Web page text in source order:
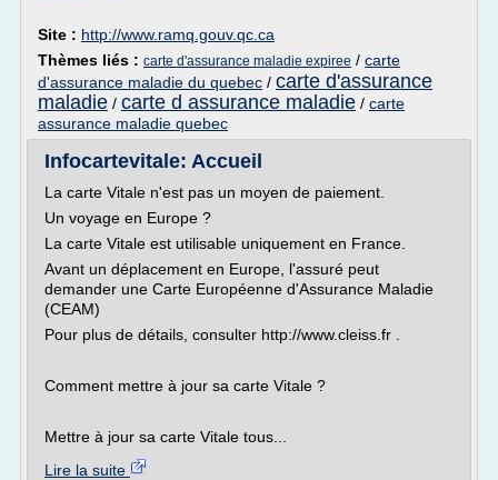
Site : http://www.ramq.gouv.qc.ca
Thèmes liés : carte d'assurance maladie expiree / carte
d'assurance maladie du quebec / carte d'assurance
maladie / carte d assurance maladie / carte
assurance maladie quebec
Infocartevitale: Accueil
La carte Vitale n'est pas un moyen de paiement.
Un voyage en Europe ?
La carte Vitale est utilisable uniquement en France.
Avant un déplacement en Europe, l'assuré peut
demander une Carte Européenne d'Assurance Maladie
(CEAM)
Pour plus de détails, consulter http://www.cleiss.fr .
Comment mettre à jour sa carte Vitale ?
Mettre à jour sa carte Vitale tous...
Lire la suite